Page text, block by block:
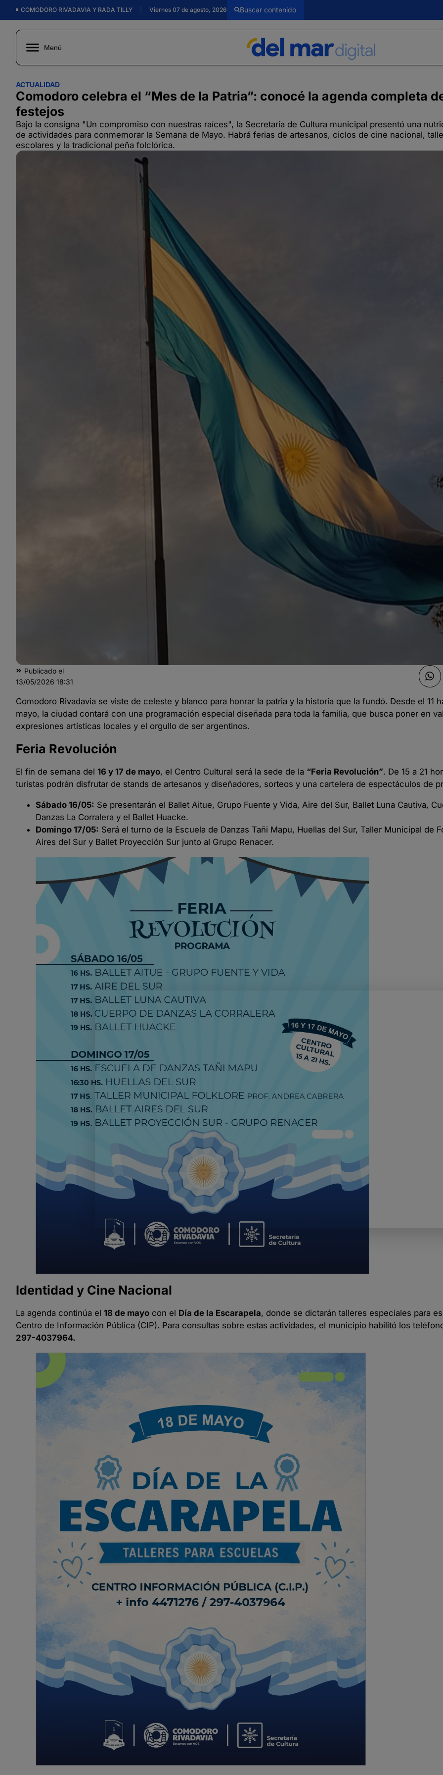
COMODORO RIVADAVIA Y RADA TILLY Viernes 07 de agosto, 2026
Menú
ACTUALIDAD
Comodoro celebra el “Mes de la Patria”: conocé la agenda completa
festejos
Bajo la consigna "Un compromiso con nuestras raíces", la Secretaría de Cultura municipal presentó una
de actividades para conmemorar la Semana de Mayo. Habrá ferias de artesanos, ciclos de cine nacional,
escolares y la tradicional peña folclórica.
Publicado el
13/05/2026 18:31
Comodoro Rivadavia se viste de celeste y blanco para honrar la patria y la historia que la fundó. Desde el 11
mayo, la ciudad contará con una programación especial diseñada para toda la familia, que busca poner en
expresiones artísticas locales y el orgullo de ser argentinos.
Feria Revolución
El fin de semana del 16 y 17 de mayo, el Centro Cultural será la sede de la “Feria Revolución”. De 15 a 21
turistas podrán disfrutar de stands de artesanos y diseñadores, sorteos y una cartelera de espectáculos de
Sábado 16/05: Se presentarán el Ballet Aitue, Grupo Fuente y Vida, Aire del Sur, Ballet Luna Cautiva,
Danzas La Corralera y el Ballet Huacke.
Domingo 17/05: Será el turno de la Escuela de Danzas Tañi Mapu, Huellas del Sur, Taller Municipal de
Aires del Sur y Ballet Proyección Sur junto al Grupo Renacer.
Identidad y Cine Nacional
La agenda continúa el 18 de mayo con el Día de la Escarapela, donde se dictarán talleres especiales para
Centro de Información Pública (CIP). Para consultas sobre estas actividades, el municipio habilitó los
297-4037964.